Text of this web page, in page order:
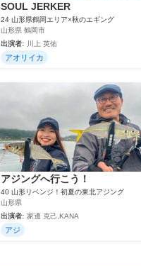
SOUL JERKER
24 山形県鶴岡エリア×秋のエギング
山形県 鶴岡市
出演者:
川上 英佑
アオリイカ
アジングへ行こう！
40 山形リベンジ！初夏の東北アジング
山形県
出演者: 家邊 克己,KANA
アジ